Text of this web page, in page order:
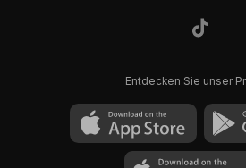
Entdecken Sie unser